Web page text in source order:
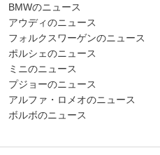
BMWのニュース
アウディのニュース
フォルクスワーゲンのニュース
ポルシェのニュース
ミニのニュース
プジョーのニュース
アルファ・ロメオのニュース
ボルボのニュース